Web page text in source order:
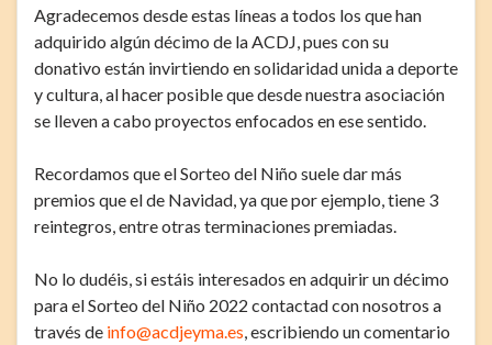
Agradecemos desde estas líneas a todos los que han
adquirido algún décimo de la ACDJ, pues con su
donativo están invirtiendo en solidaridad unida a deporte
y cultura, al hacer posible que desde nuestra asociación
se lleven a cabo proyectos enfocados en ese sentido.
Recordamos que el Sorteo del Niño suele dar más
premios que el de Navidad, ya que por ejemplo, tiene 3
reintegros, entre otras terminaciones premiadas.
No lo dudéis, si estáis interesados en adquirir un décimo
para el Sorteo del Niño 2022 contactad con nosotros a
través de info@acdjeyma.es , escribiendo un comentario